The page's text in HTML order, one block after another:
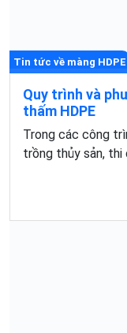
Tin tức về màng HDPE
Quy trình và
thấm HDPE
Trong các công
trồng thủy sản, thi